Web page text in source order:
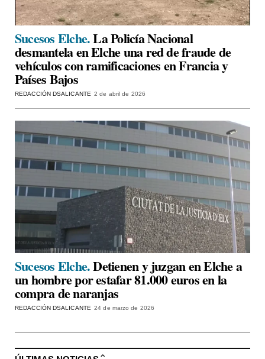
Sucesos Elche.La Policía Nacional
desmantela en Elche una red de fraude de
vehículos con ramificaciones en Francia y
Países Bajos
REDACCIÓN DSALICANTE 2 de abril de 2026
Sucesos Elche.Detienen y juzgan en Elche a
un hombre por estafar 81.000 euros en la
compra de naranjas
REDACCIÓN DSALICANTE 24 de marzo de 2026